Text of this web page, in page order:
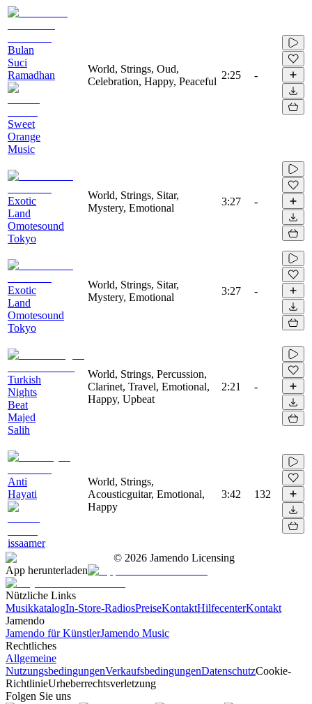
Bulan
Suci
Ramadhan
Sweet
Orange
Music
World, Strings, Oud,
Celebration, Happy, Peaceful
2:25 -
Exotic
Land
Omotesound
Tokyo
World, Strings, Sitar,
Mystery, Emotional
3:27 -
Exotic
Land
Omotesound
Tokyo
World, Strings, Sitar,
Mystery, Emotional
3:27 -
Turkish
Nights
Beat
Majed
Salih
World, Strings, Percussion,
Clarinet, Travel, Emotional,
Happy, Upbeat
2:21 -
Anti
Hayati
issaamer
World, Strings,
Acousticguitar, Emotional,
Happy
3:42 132
© 2026 Jamendo Licensing
App herunterladen
Nützliche Links
MusikkatalogIn-Store-RadiosPreiseKontaktHilfecenterKontakt
Jamendo
Jamendo für KünstlerJamendo Music
Rechtliches
Allgemeine
NutzungsbedingungenVerkaufsbedingungenDatenschutzCookie-
RichtlinieUrheberrechtsverletzung
Folgen Sie uns